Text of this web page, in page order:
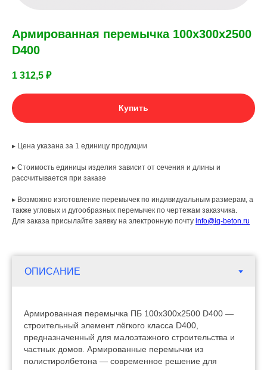
Армированная перемычка 100х300х2500
D400
1 312,5 ₽
Купить
▸ Цена указана за 1 единицу продукции
▸ Стоимость единицы изделия зависит от сечения и длины и
рассчитывается при заказе
▸ Возможно изготовление перемычек по индивидуальным размерам, а
также угловых и дугообразных перемычек по чертежам заказчика.
Для заказа присылайте заявку на электронную почту info@iq-beton.ru
Армированная перемычка ПБ 100х300х2500 D400 —
строительный элемент лёгкого класса D400,
предназначенный для малоэтажного строительства и
частных домов. Армированные перемычки из
полистиролбетона — современное решение для